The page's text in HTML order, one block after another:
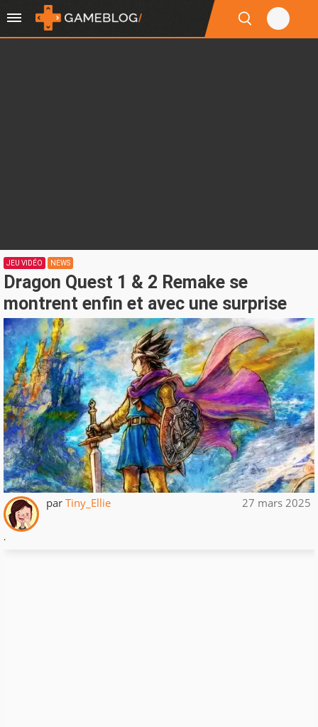
JEU VIDÉO NEWS
Dragon Quest 1 & 2 Remake se
montrent enfin et avec une surprise
par Tiny_Ellie 27 mars 2025
.